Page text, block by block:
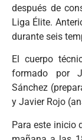
después de
Liga Élite.
durante seis
El cuerpo
formado por
Sánchez
y Javier Rojo
Para este inicio